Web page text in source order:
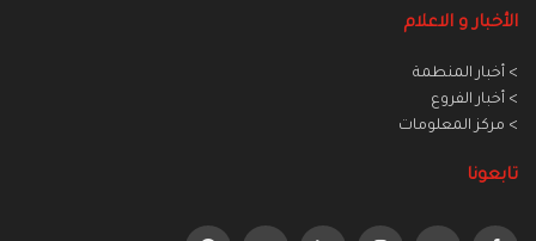
الأخبار و الاعلام
> أخبار المنطمة
> أخبار الفروع
> مركز المعلومات
تابعونا